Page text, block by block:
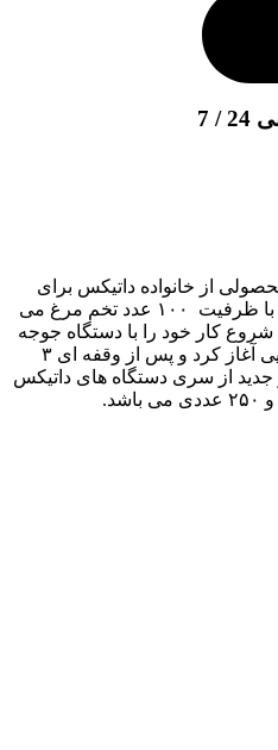
/ 7
۸ محصولی از خانواده داتیکس برای
جوجه کشی از پرندگان ارزشمند با ظرفیت ۱۰۰ عدد تخم مرغ می
کار خود را با دستگاه جوجه
کشی داتیکس ۵ با ظرفیت ۵۶ تایی آغاز کرد و پس از وقفه ای ۳
از سری دستگاه های داتیکس